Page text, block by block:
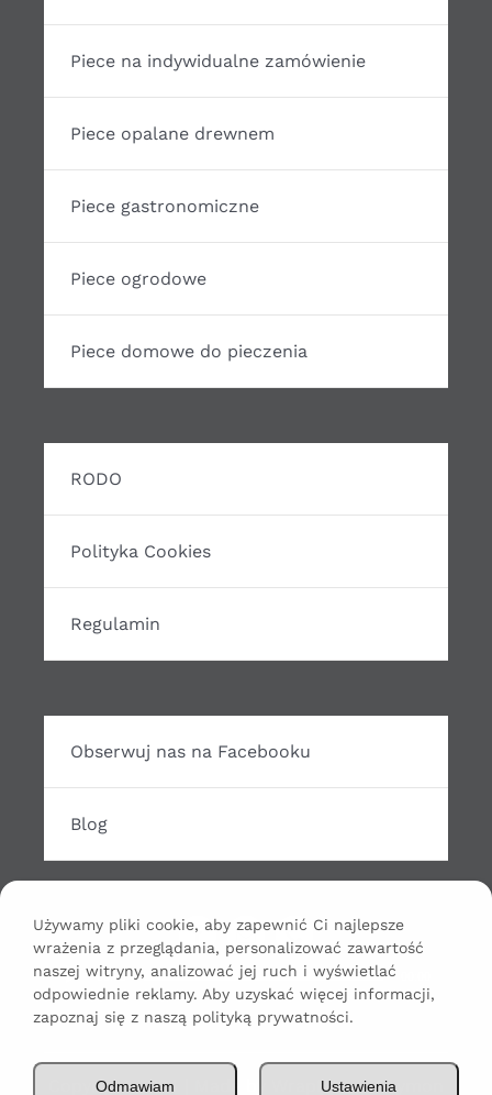
Piece na indywidualne zamówienie
Piece opalane drewnem
Piece gastronomiczne
Piece ogrodowe
Piece domowe do pieczenia
RODO
Polityka Cookies
Regulamin
Obserwuj nas na Facebooku
Blog
Odtwarzacz
plików
dźwiękowych
00:00
Copyright 2024 | Made by WrapHouse Szymon
Używamy pliki cookie, aby zapewnić Ci najlepsze
wrażenia z przeglądania, personalizować zawartość
naszej witryny, analizować jej ruch i wyświetlać
odpowiednie reklamy. Aby uzyskać więcej informacji,
zapoznaj się z naszą polityką prywatności.
Ustawienia
Odmawiam